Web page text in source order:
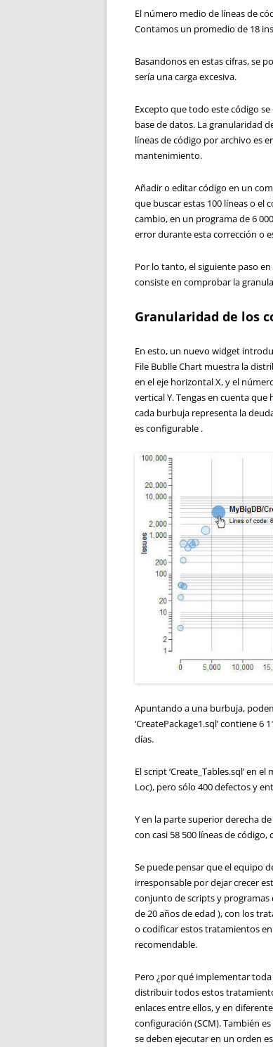
El número medio de líneas de
Contamos un promedio de 18
Basandonos en estas cifras, se
sería una carga excesiva.
Excepto que todo este código
base de datos. La granularidad
líneas de código por archivo es
mantenimiento.
Añadir o editar código en un
que buscar estas 100 líneas o el
cambio, en un programa de 6
error durante esta corrección o
Por lo tanto, el siguiente paso
consiste en comprobar la
Granularidad de los
En esto, un nuevo widget
File Bublle Chart muestra la
en el eje horizontal X, y el
vertical Y. Tengas en cuenta que
cada burbuja representa la
es configurable .
Apuntando a una burbuja,
‘CreatePackage1.sql’ contiene
días.
El script ‘Create_Tables.sql’ en
Loc), pero sólo 400 defectos y
Y en la parte superior derecha
con casi 58 500 líneas de código,
Se puede pensar que el equipo
irresponsable por dejar crecer
conjunto de scripts y programas
de 20 años de edad ), con los
o codificar estos tratamientos
recomendable.
Pero ¿por qué implementar
distribuir todos estos
enlaces entre ellos, y en
configuración (SCM). También
se deben ejecutar en un orden